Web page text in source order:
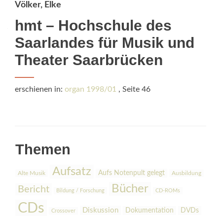
Völker, Elke
hmt – Hochschule des
Saarlandes für Musik und
Theater Saarbrücken
erschienen in: organ 1998/01 , Seite 46
Themen
Alte Musik Aufsatz Aufs Notenpult gelegt Ausbildung
Bericht Bildung / Forschung Bücher CD-ROMs
CDs Crossover Diskussion Dokumentation DVDs